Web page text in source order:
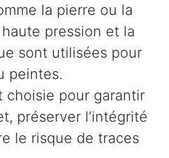
la pierre ou la
pression et la
sont utilisées pour
peintes.
choisie pour garantir
préserver l’intégrité
le risque de traces